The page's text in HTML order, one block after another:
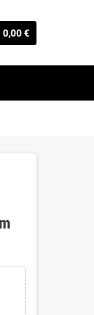
0,00 €